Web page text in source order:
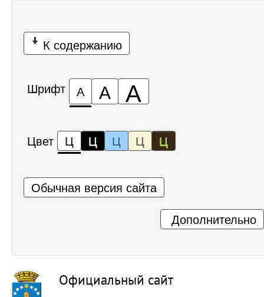
К содержанию
Шрифт А А А
Цвет Ц Ц Ц Ц Ц
Обычная версия сайта
Дополнительно
Официальный сайт